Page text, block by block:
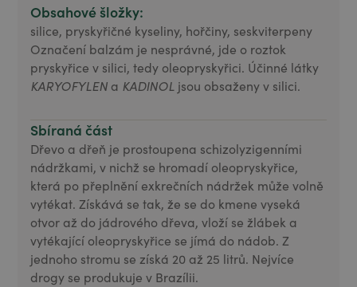
Obsahové šložky:
silice, pryskyřičné kyseliny, hořčiny, seskviterpeny
Označení balzám je nesprávné, jde o roztok
pryskyřice v silici, tedy oleopryskyřici. Účinné látky
KARYOFYLEN a KADINOL jsou obsaženy v silici.
Sbíraná část
Dřevo a dřeň je prostoupena schizolyzigenními
nádržkami, v nichž se hromadí oleopryskyřice,
která po přeplnění exkrečních nádržek může volně
vytékat. Získává se tak, že se do kmene vyseká
otvor až do jádrového dřeva, vloží se žlábek a
vytékající oleopryskyřice se jímá do nádob. Z
jednoho stromu se získá 20 až 25 litrů. Nejvíce
drogy se produkuje v Brazílii.